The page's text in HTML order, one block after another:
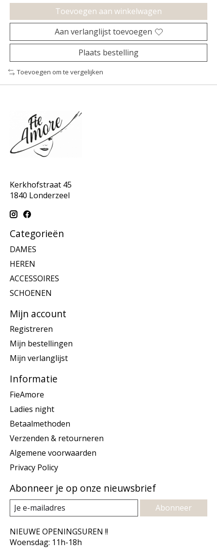
Toevoegen aan winkelwagen
Aan verlanglijst toevoegen
Plaats bestelling
Toevoegen om te vergelijken
Kerkhofstraat 45
1840 Londerzeel
Categorieën
DAMES
HEREN
ACCESSOIRES
SCHOENEN
Mijn account
Registreren
Mijn bestellingen
Mijn verlanglijst
Informatie
FieAmore
Ladies night
Betaalmethoden
Verzenden & retourneren
Algemene voorwaarden
Privacy Policy
Abonneer je op onze nieuwsbrief
Abonneer
NIEUWE OPENINGSUREN !!
Woensdag: 11h-18h